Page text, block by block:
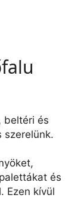
beltéri és
szerelünk.
és
Ezen kívül